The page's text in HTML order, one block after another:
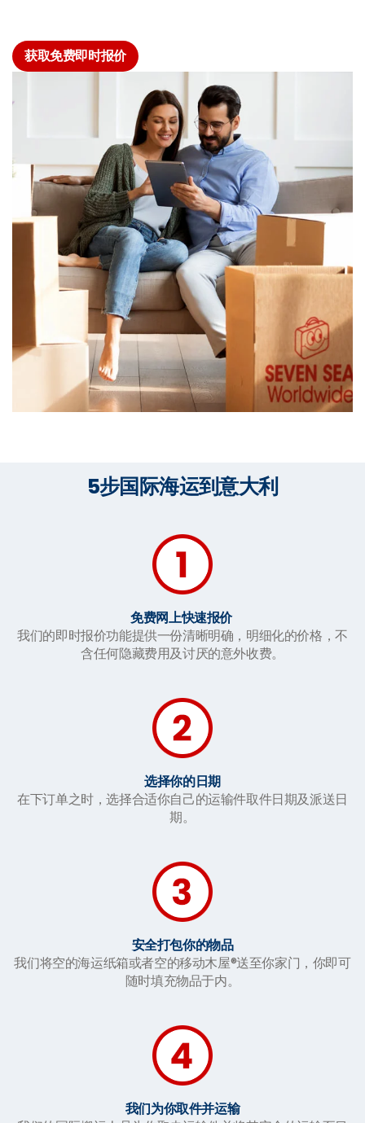
获取免费即时报价
5步国际海运到意大利
免费网上快速报价
我们的即时报价功能提供一份清晰明确，明细化的价格，不
含任何隐藏费用及讨厌的意外收费。
选择你的日期
在下订单之时，选择合适你自己的运输件取件日期及派送日
期。
安全打包你的物品
我们将空的海运纸箱或者空的移动木屋®送至你家门，你即可
随时填充物品于内。
我们为你取件并运输